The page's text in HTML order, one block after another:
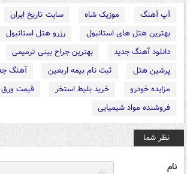
آپ آهنگ موزیک شاه
سایت تاریخ ایران
بهترین هتل های استانبول
رزرو هتل استانبول
دانلود آهنگ جدید
بهترین جراح بینی ترمیمی
پرشین هتل
ثبت نام بیمه اربعین
آهنگ
مزایده خودرو
خرید بلیط استخر
قیمت
فروشنده مواد شیمیایی
نظر شما
نام